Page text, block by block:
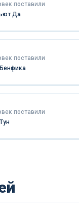
поставили
Да
поставили
поставили